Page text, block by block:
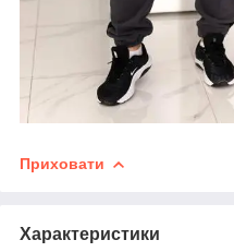
Приховати
Характеристики